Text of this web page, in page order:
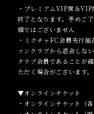
・プレミアムVIP席＆
終了となります。予めご
順ではございません
・ミクチャFC会員先行
ァンクラブから退会しな
クラブ会員であることが
ただく場合がございます。
▼オンラインチケット
・オンラインチケット（